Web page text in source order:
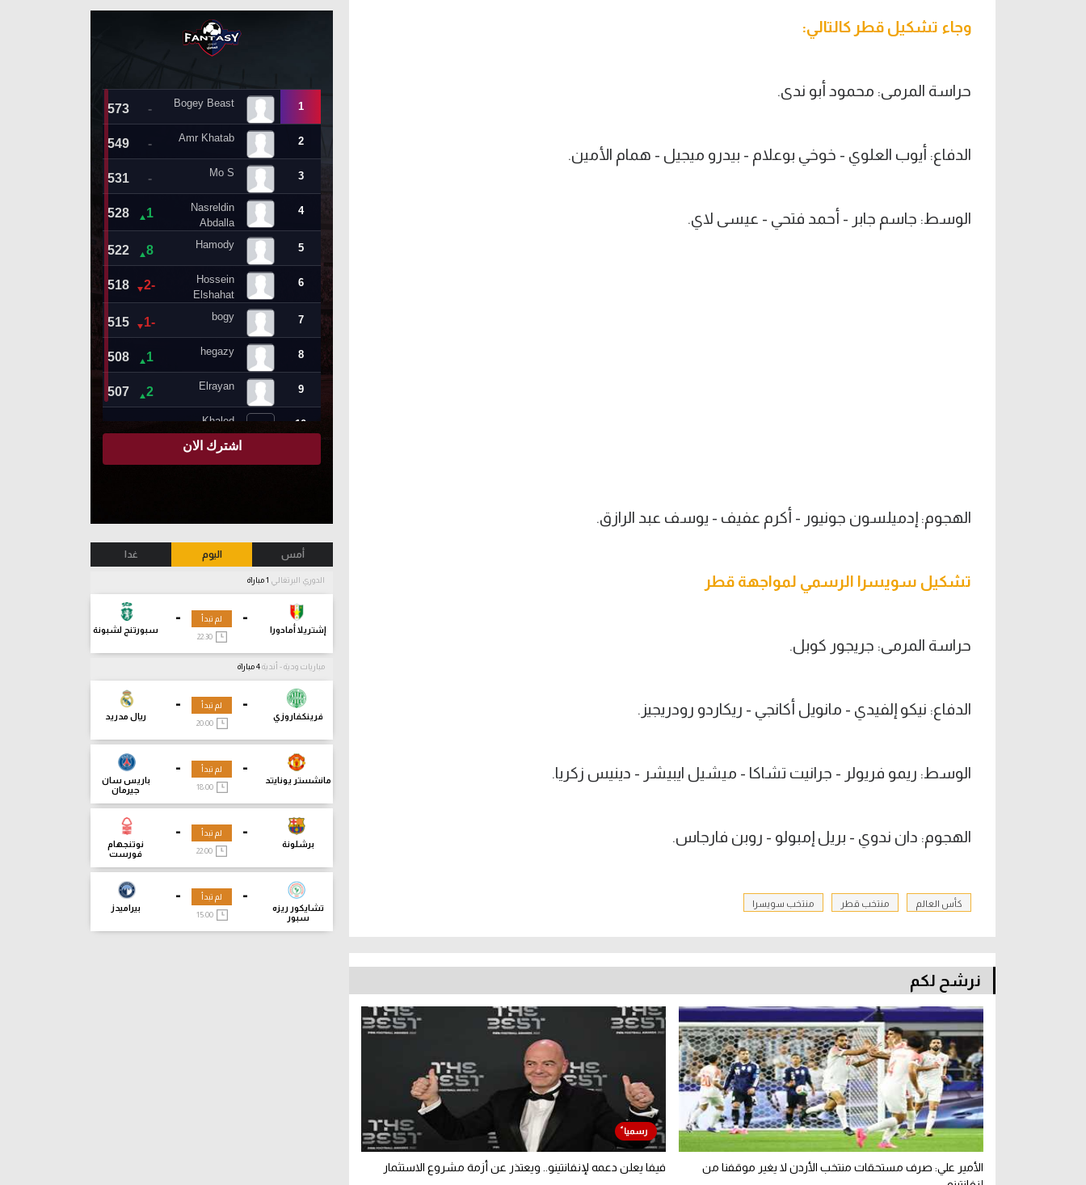
وجاء تشكيل قطر كالتالي:
حراسة المرمى: محمود أبو ندى.
الدفاع: أيوب العلوي - خوخي بوعلام - بيدرو ميجيل - همام الأمين.
الوسط: جاسم جابر - أحمد فتحي - عيسى لاي.
الهجوم: إدميلسون جونيور - أكرم عفيف - يوسف عبد الرازق.
تشكيل سويسرا الرسمي لمواجهة قطر
حراسة المرمى: جريجور كوبل.
الدفاع: نيكو إلفيدي - مانويل أكانجي - ريكاردو رودريجيز.
الوسط: ريمو فريولر - جرانيت تشاكا - ميشيل ايبيشر - دينيس زكريا.
الهجوم: دان ندوي - بريل إمبولو - روبن فارجاس.
كأس العالم منتخب قطر منتخب سويسرا
نرشح لكم
الأمير علي: صرف مستحقات منتخب الأردن لا يغير موقفنا من
فيفا يعلن دعمه لإنفانتينو.. ويعتذر عن أزمة مشروع الاستثمار
أمس اليوم غدا
الدوري البرتغالي
-
إشتريلا أمادورا
-
سبورتنج لشبونة
لم تبدأ
22:30
مباريات ودية - أندية
-
فرينكفاروزي
-
ريال مدريد
لم تبدأ
20:00
-
مانشستر يونايتد
-
باريس سان
جيرمان
لم تبدأ
18:00
-
برشلونة
-
نوتنجهام
فورست
لم تبدأ
-
تشايكور ريزه
سبور
-
بيراميدز
لم تبدأ
15:00